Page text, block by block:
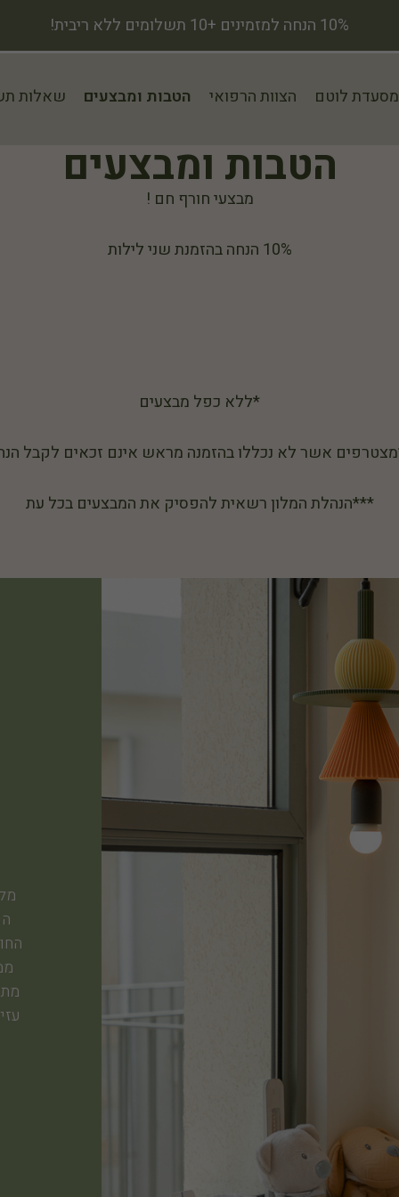
10% הנחה למזמינים +10 תשלומים ללא ריבית!
מסעדת לוטם הצוות הרפואי הטבות ומבצעים שאלות
הטבות ומבצעים
מבצעי חורף חם !
10% הנחה בהזמנת שני לילות
*ללא כפל מבצעים
אשר לא נכללו בהזמנה מראש אינם זכאים לקבל
***הנהלת המלון רשאית להפסיק את המבצעים בכל עת